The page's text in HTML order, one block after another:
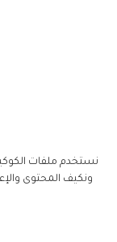
نستخدم ملفات
ونكيف المحتوى